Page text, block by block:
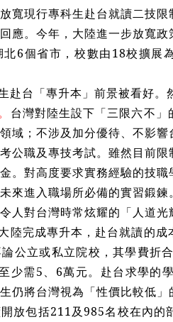
寬現行專科生赴台就讀二技
應。今年，大陸進一步放寬
6個省市，校數由18校擴展
赴台「專升本」前景被看好。
台灣對陸生設下「三限六不
域；不涉及加分優待、不影
公職及專技考試。雖然目前
。對高度要求實務經驗的技
來進入職場所必備的實習鍛
人對台灣時常炫耀的「人道光
陸完成專升本，赴台就讀的
公立或私立院校，其學費折
少需5、6萬元。赴台求學的
仍將台灣視為「性價比較低
放包括211及985名校在內